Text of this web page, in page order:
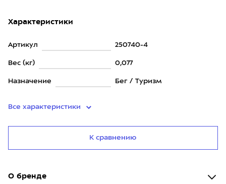
Характеристики
Артикул 250740-4
Вес (кг) 0,077
Назначение Бег / Туризм
Все характеристики
К сравнению
О бренде